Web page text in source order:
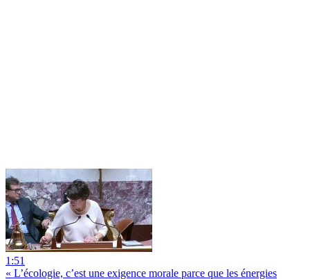
1:51
« L’écologie, c’est une exigence morale parce que les énergies